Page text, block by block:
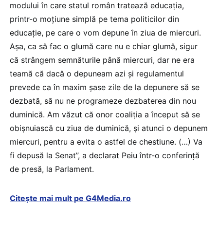
modului în care statul român tratează educaţia,
printr-o moţiune simplă pe tema politicilor din
educaţie, pe care o vom depune în ziua de miercuri.
Aşa, ca să fac o glumă care nu e chiar glumă, sigur
că strângem semnăturile până miercuri, dar ne era
teamă că dacă o depuneam azi şi regulamentul
prevede ca în maxim şase zile de la depunere să se
dezbată, să nu ne programeze dezbaterea din nou
duminică. Am văzut că onor coaliţia a început să se
obişnuiască cu ziua de duminică, şi atunci o depunem
miercuri, pentru a evita o astfel de chestiune. (…) Va
fi depusă la Senat”, a declarat Peiu într-o conferinţă
de presă, la Parlament.
Citește mai mult pe G4Media.ro